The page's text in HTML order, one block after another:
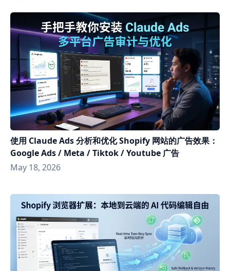
使用 Claude Ads 分析和优化 Shopify 网站的广告效果：
Google Ads / Meta / Tiktok / Youtube 广告
May 18, 2026